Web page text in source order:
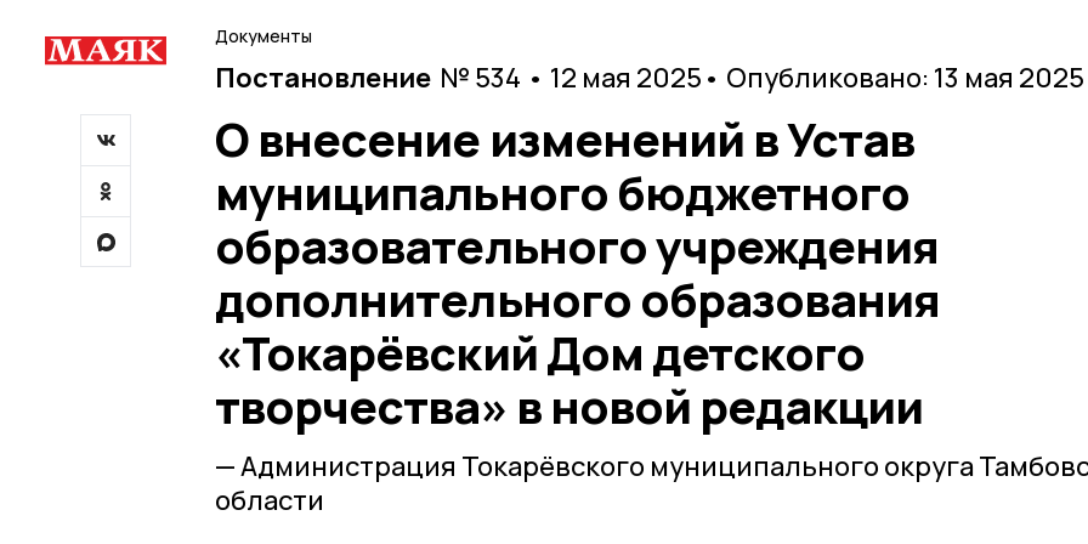
Документы
Постановление № 534 • 12 мая 2025 • Опубликовано: 13 мая 2025
О внесение изменений в Устав
муниципального бюджетного
образовательного учреждения
дополнительного образования
«Токарёвский Дом детского
творчества» в новой редакции
— Администрация Токарёвского муниципального округа
области